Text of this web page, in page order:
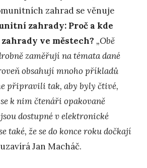
zahrad se věnuje
zahrady: Proč a kde
ve městech? „Obě
zaměřují na témata dané
obsahují mnoho příkladů
připravili tak, aby byly čtivé,
k nim čtenáři opakovaně
dostupné v elektronické
také, že se do konce roku dočkají
uzavírá Jan Macháč.